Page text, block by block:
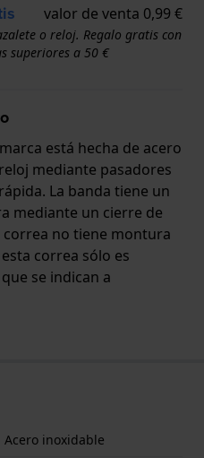
valor de venta 0,99 €
o reloj. Regalo gratis con
superiores a 50 €
está hecha de acero
mediante pasadores
La banda tiene un
mediante un cierre de
no tiene montura
correa sólo es
se indican a
Acero inoxidable